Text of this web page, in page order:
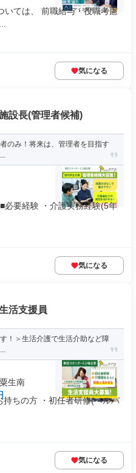
いては、 前職給与・役職考慮
気になる
設長(管理者候補)
のみ！将来は、管理者を目指す
必要経験 ・介護実務経験(5年
気になる
活支援員
！＞生活介護で生活介助など障
生南
ちの方 ・初任者研修(ヘルパ
気になる